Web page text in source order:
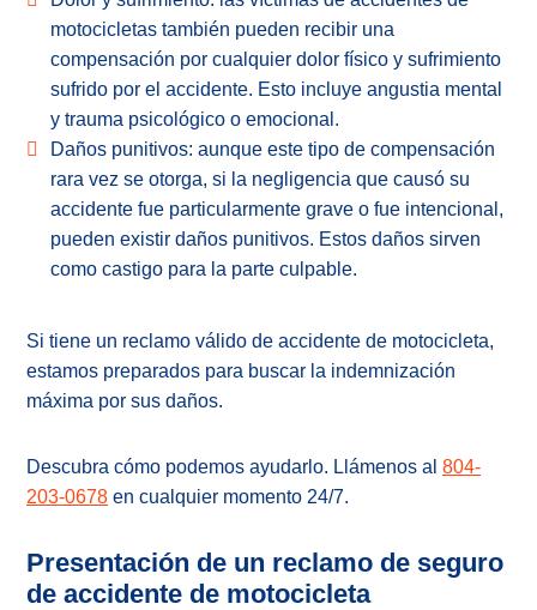
motocicletas también pueden recibir una
compensación por cualquier dolor físico y sufrimiento
sufrido por el accidente. Esto incluye angustia mental
y trauma psicológico o emocional.
Daños punitivos: aunque este tipo de compensación
rara vez se otorga, si la negligencia que causó su
accidente fue particularmente grave o fue intencional,
pueden existir daños punitivos. Estos daños sirven
como castigo para la parte culpable.
Si tiene un reclamo válido de accidente de motocicleta,
estamos preparados para buscar la indemnización
máxima por sus daños.
Descubra cómo podemos ayudarlo. Llámenos al 804-
203-0678 en cualquier momento 24/7.
Presentación de un reclamo de seguro
de accidente de motocicleta